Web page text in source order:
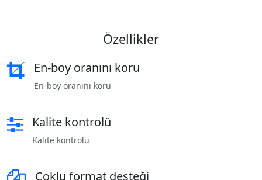
Özellikler
En-boy oranını koru
En-boy oranını koru
Kalite kontrolü
Kalite kontrolü
Çoklu format desteği